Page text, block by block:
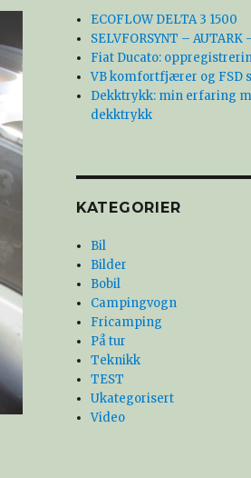
ECOFLOW DELTA 3 1500
SELVFORSYNT – AUTARK
Fiat Ducato:
VB komfortfjærer og FSD
Dekktrykk: min erfaring
dekktrykk
KATEGORIER
Bil
Bilder
Bobil
Campingvogn
Fricamping
På tur
Teknikk
TEST
Ukategorisert
Video